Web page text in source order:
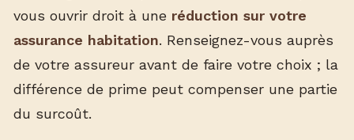
vous ouvrir droit à une réduction sur votre
assurance habitation. Renseignez-vous auprès
de votre assureur avant de faire votre choix ; la
différence de prime peut compenser une partie
du surcoût.